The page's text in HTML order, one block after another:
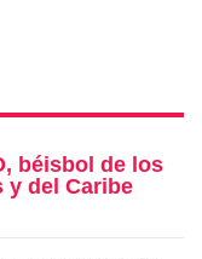
béisbol de los
y del Caribe